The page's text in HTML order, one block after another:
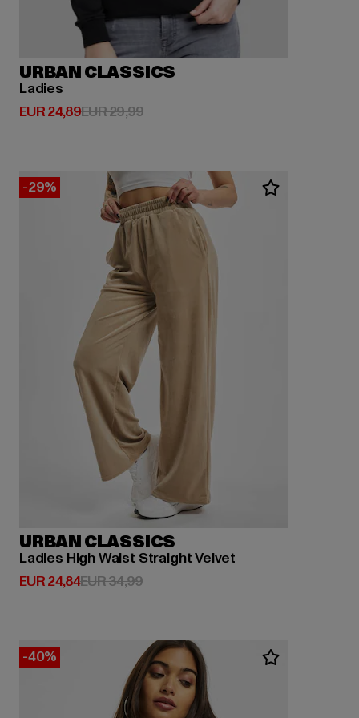
URBAN CLASSICS
Ladies
EUR 24,89
Huidige prijs: EUR 24,89
EUR 29,99Actieprijs: EUR 29,99
-29%
URBAN CLASSICS
Ladies High Waist Straight Velvet
EUR 24,84
Huidige prijs: EUR 24,84
EUR 34,99Actieprijs: EUR 34,99
-40%